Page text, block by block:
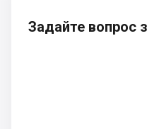
Задайте вопрос